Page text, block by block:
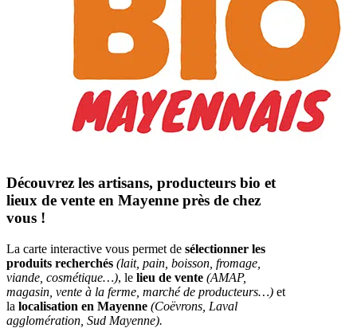
Découvrez les artisans, producteurs bio et
lieux de vente en Mayenne près de chez
vous !
La carte interactive vous permet de sélectionner les
produits recherchés (lait, pain, boisson, fromage,
viande, cosmétique…), le lieu de vente (AMAP,
magasin, vente à la ferme, marché de producteurs…) et
la localisation en Mayenne (Coëvrons, Laval
agglomération, Sud Mayenne).